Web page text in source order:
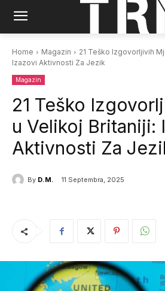
Home Magazin
21 Teško Izgovorljivih
Izazovi Aktivnosti Za Jezik
Magazin
21 Teško
u Velikoj Britaniji:
Aktivnosti Za
By D.M. 11 Septembra, 2025